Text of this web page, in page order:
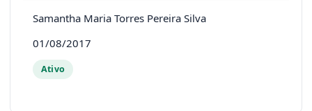
Samantha Maria Torres Pereira Silva
01/08/2017
Ativo